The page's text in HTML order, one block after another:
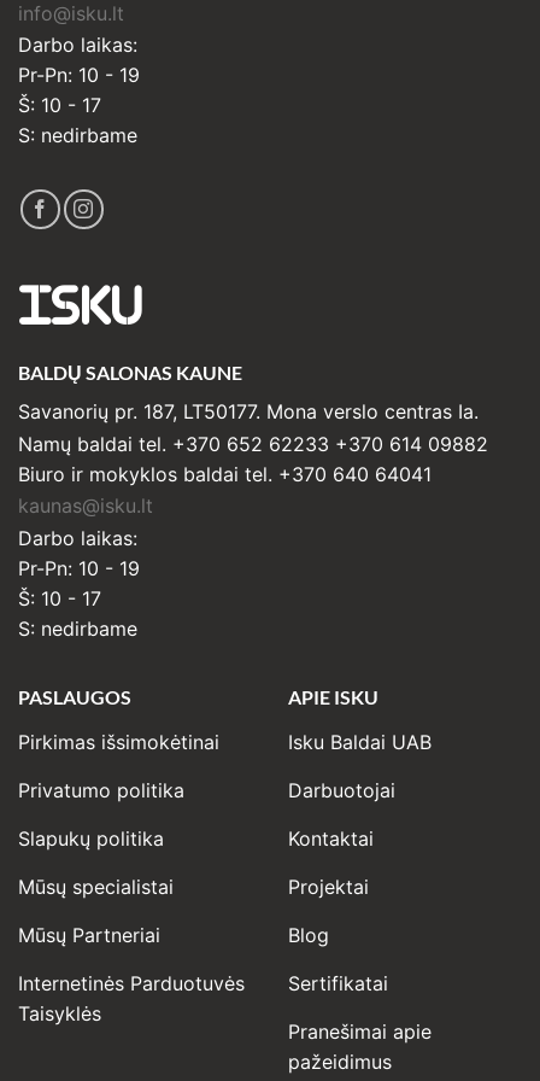
info@isku.lt
Darbo laikas:
Pr-Pn: 10 - 19
Š: 10 - 17
S: nedirbame
ISKU
BALDŲ SALONAS KAUNE
Savanorių pr. 187, LT50177. Mona verslo centras Ia.
Namų baldai tel. +370 652 62233 +370 614 09882
Biuro ir mokyklos baldai tel. +370 640 64041
kaunas@isku.lt
Darbo laikas:
Pr-Pn: 10 - 19
Š: 10 - 17
S: nedirbame
PASLAUGOS
Pirkimas išsimokėtinai
Privatumo politika
Slapukų politika
Mūsų specialistai
Mūsų Partneriai
Internetinės Parduotuvės
Taisyklės
APIE ISKU
Isku Baldai UAB
Darbuotojai
Kontaktai
Projektai
Blog
Sertifikatai
Pranešimai apie
pažeidimus